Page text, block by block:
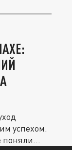
успехом.
поняли...